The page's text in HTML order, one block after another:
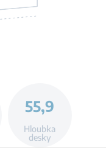
55,9
Hloubka
desky